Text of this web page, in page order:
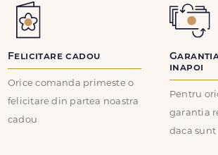
Felicitare cadou
Orice comanda primeste o
felicitare din partea noastra
cadou
Garantia
inapoi
Pentru
garantia
daca